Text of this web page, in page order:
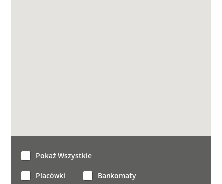
Pokaż Wszystkie
Placówki Bankomaty